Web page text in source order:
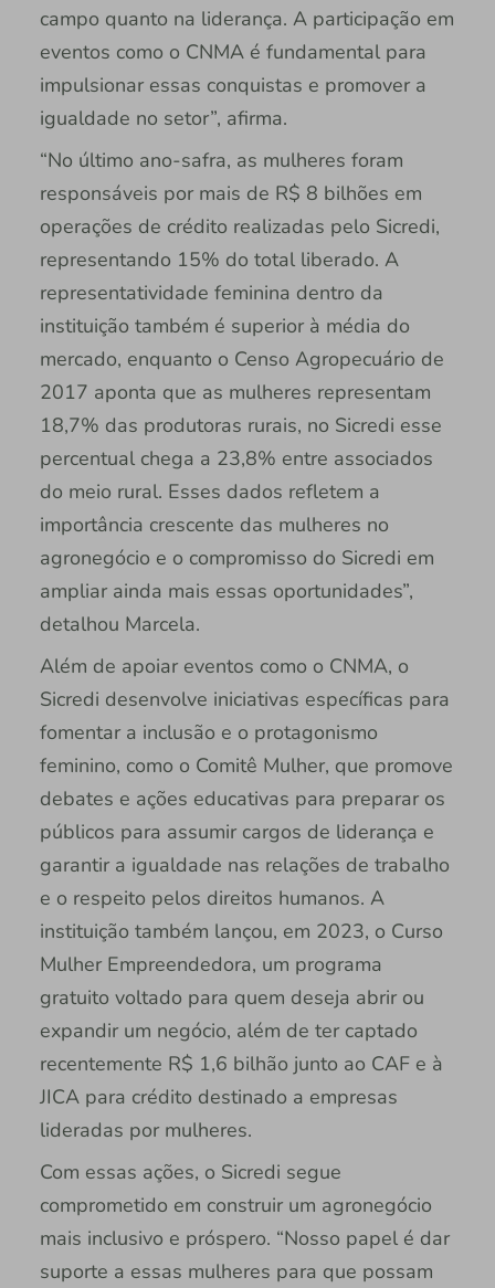
campo quanto na liderança. A participação em
eventos como o CNMA é fundamental para
impulsionar essas conquistas e promover a
igualdade no setor”, afirma.
“No último ano-safra, as mulheres foram
responsáveis por mais de R$ 8 bilhões em
operações de crédito realizadas pelo Sicredi,
representando 15% do total liberado. A
representatividade feminina dentro da
instituição também é superior à média do
mercado, enquanto o Censo Agropecuário de
2017 aponta que as mulheres representam
18,7% das produtoras rurais, no Sicredi esse
percentual chega a 23,8% entre associados
do meio rural. Esses dados refletem a
importância crescente das mulheres no
agronegócio e o compromisso do Sicredi em
ampliar ainda mais essas oportunidades”,
detalhou Marcela.
Além de apoiar eventos como o CNMA, o
Sicredi desenvolve iniciativas específicas para
fomentar a inclusão e o protagonismo
feminino, como o Comitê Mulher, que promove
debates e ações educativas para preparar os
públicos para assumir cargos de liderança e
garantir a igualdade nas relações de trabalho
e o respeito pelos direitos humanos. A
instituição também lançou, em 2023, o Curso
Mulher Empreendedora, um programa
gratuito voltado para quem deseja abrir ou
expandir um negócio, além de ter captado
recentemente R$ 1,6 bilhão junto ao CAF e à
JICA para crédito destinado a empresas
lideradas por mulheres.
Com essas ações, o Sicredi segue
comprometido em construir um agronegócio
mais inclusivo e próspero. “Nosso papel é dar
suporte a essas mulheres para que possam